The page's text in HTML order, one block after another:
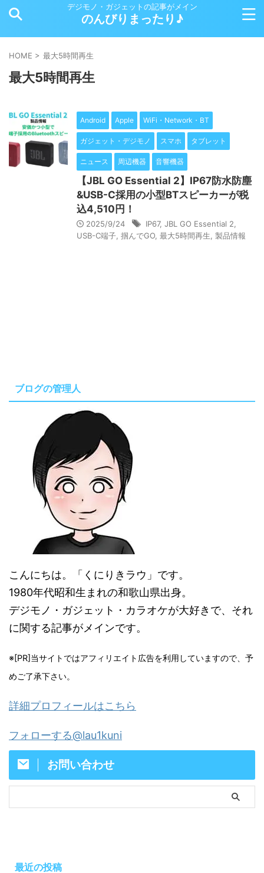
デジモノ・ガジェットの記事がメイン
のんびりまったり♪
HOME > 最大5時間再生
最大5時間再生
Android Apple WiFi・Network・BT
ガジェット・デジモノ スマホ タブレット
ニュース 周辺機器 音響機器
【JBL GO Essential 2】IP67防水防塵
&USB-C採用の小型BTスピーカーが税
込4,510円！
2025/9/24 IP67, JBL GO Essential 2
USB-C端子 掴んでGO 最大5時間再生 製品情報
ブログの管理人
こんにちは。「くにりきラウ」です。
1980年代昭和生まれの和歌山県出身。
デジモノ・ガジェット・カラオケが大好きで、それ
に関する記事がメインです。
※[PR]当サイトではアフィリエイト広告を利用していますので、予
めご了承下さい。
詳細プロフィールはこちら
フォローする@lau1kuni
お問い合わせ
最近の投稿